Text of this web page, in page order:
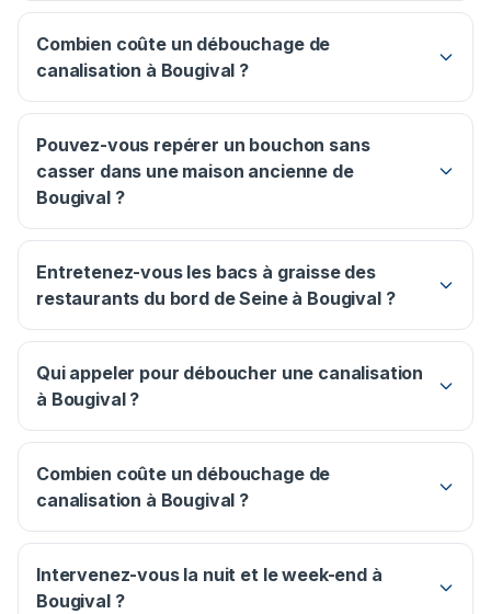
Combien coûte un débouchage de
canalisation à Bougival ?
Pouvez-vous repérer un bouchon sans
casser dans une maison ancienne de
Bougival ?
Entretenez-vous les bacs à graisse des
restaurants du bord de Seine à Bougival ?
Qui appeler pour déboucher une canalisation
à Bougival ?
Combien coûte un débouchage de
canalisation à Bougival ?
Intervenez-vous la nuit et le week-end à
Bougival ?